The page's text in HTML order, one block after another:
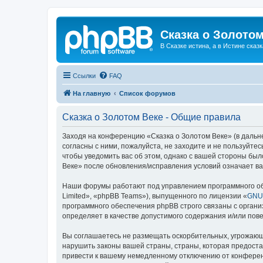
Сказка о
В Сказке истина, а в Истине
Ссылки FAQ
На главную Список форумов
Сказка о Золотом Веке - Общие правила
Заходя на конференцию «Сказка о Золотом Веке» (в
согласны с ними, пожалуйста, не заходите и не
чтобы уведомить вас об этом, однако с вашей стороны
Веке» после обновления/исправления условий означает
Наши форумы работают под управлением программного
Limited», «phpBB Teams»), выпущенного по лицензии «
программного обеспечения phpBB строго связаны с
определяет в качестве допустимого содержания и/или
Вы соглашаетесь не размещать оскорбительных,
нарушить законы вашей страны, страны, которая
привести к вашему немедленному отключению от